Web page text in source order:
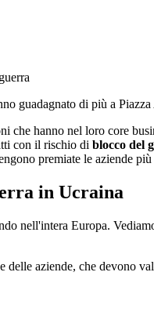
guadagnato di più a
che hanno nel loro core
con il rischio di blocco del
premiate le aziende
in Ucraina
nell'intera Europa.
aziende, che devono